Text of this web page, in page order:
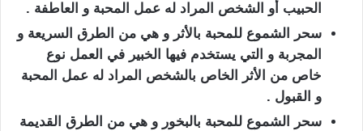
الحبيب أو الشخص المراد له عمل المحبة و العاطفة .
سحر الشموع للمحبة بالأثر و هي من الطرق السريعة و
المجربة و التي يستخدم فيها الخبير في العمل نوع
خاص من الأثر الخاص بالشخص المراد له عمل المحبة
و القبول .
سحر الشموع للمحبة بالبخور و هي من الطرق القديمة